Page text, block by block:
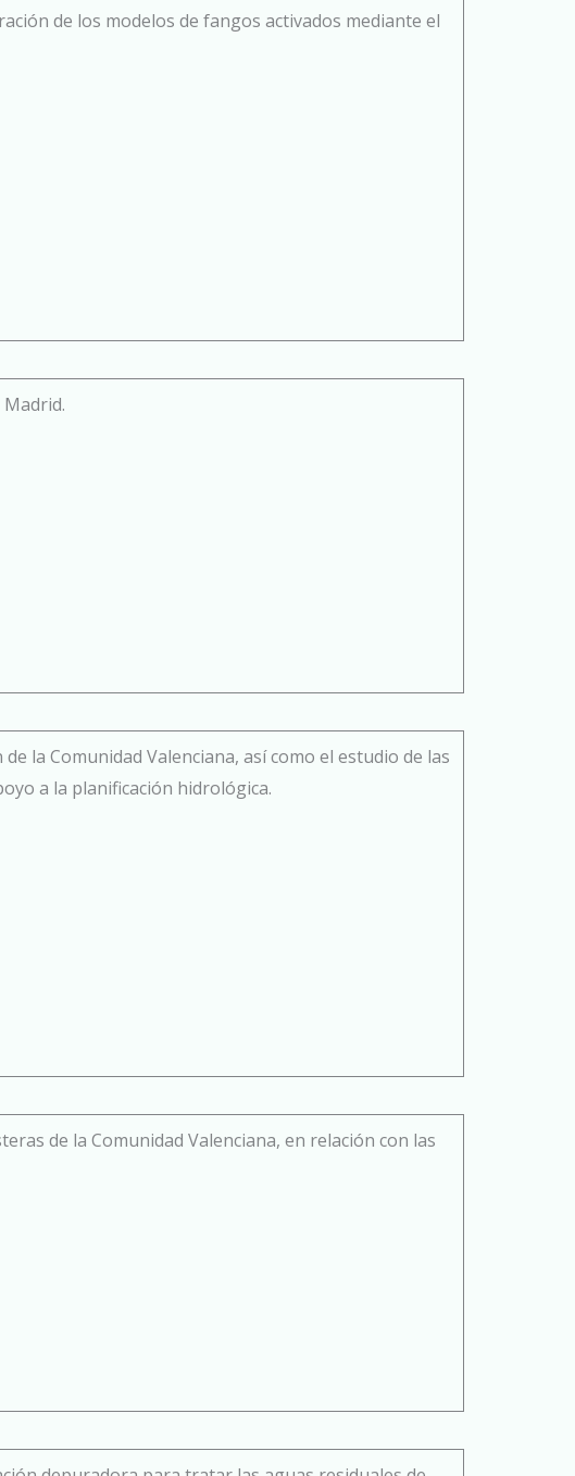
de los modelos de fangos activados mediante el
la Comunidad Valenciana, así como el estudio de las
a la planificación hidrológica.
de la Comunidad Valenciana, en relación con las